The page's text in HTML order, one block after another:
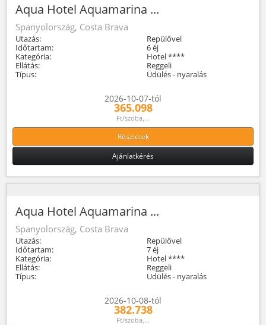
Aqua Hotel Aquamarina ...
Spanyolország, Costa Brava
Utazás:
Repülővel
Időtartam:
6 éj
Kategória:
Hotel ****
Ellátás:
Reggeli
Típus:
Üdülés - nyaralás
2026-10-07-tól
365.098
Ft/szoba,...
Részletek
Ajánlatkérés
Aqua Hotel Aquamarina ...
Spanyolország, Costa Brava
Utazás:
Repülővel
Időtartam:
7 éj
Kategória:
Hotel ****
Ellátás:
Reggeli
Típus:
Üdülés - nyaralás
2026-10-08-tól
382.738
Ft/szoba,...